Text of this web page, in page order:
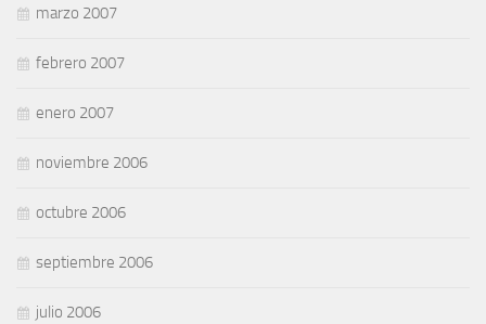
marzo 2007
febrero 2007
enero 2007
noviembre 2006
octubre 2006
septiembre 2006
julio 2006